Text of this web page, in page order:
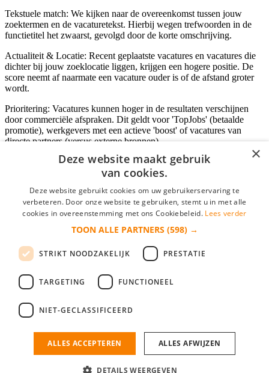
Tekstuele match: We kijken naar de overeenkomst tussen jouw
zoektermen en de vacaturetekst. Hierbij wegen trefwoorden in de
functietitel het zwaarst, gevolgd door de korte omschrijving.
Actualiteit & Locatie: Recent geplaatste vacatures en vacatures die
dichter bij jouw zoeklocatie liggen, krijgen een hogere positie. De
score neemt af naarmate een vacature ouder is of de afstand groter
wordt.
Prioritering: Vacatures kunnen hoger in de resultaten verschijnen
door commerciële afspraken. Dit geldt voor 'TopJobs' (betaalde
promotie), werkgevers met een actieve 'boost' of vacatures van
directe partners (versus externe bronnen).
Inloggen als bedrijf
*
login gegevens onthouden
login
Bedrijf aanmelden
nieuwe collega/werknemer zo gevonden!
×
Deze website maakt gebruik
van cookies.
Deze website gebruikt cookies om uw gebruikerservaring te
verbeteren. Door onze website te gebruiken, stemt u in met alle
cookies in overeenstemming met ons Cookiebeleid. Lees verder
TOON ALLE PARTNERS (598) →
STRIKT NOODZAKELIJK PRESTATIE
TARGETING FUNCTIONEEL
NIET-GECLASSIFICEERD
ALLES ACCEPTEREN ALLES AFWIJZEN
DETAILS WEERGEVEN